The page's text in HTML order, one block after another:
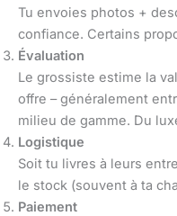
Tu envoies photos +
confiance. Certains
Évaluation
Le grossiste estime la
offre – généralement
milieu de gamme. Du
Logistique
Soit tu livres à leurs
le stock (souvent à ta
Paiement